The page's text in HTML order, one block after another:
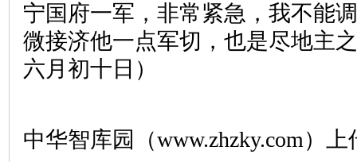
宁国府一军，非常紧急，我不能
微接济他一点军切，也是尽地主
六月初十日）
中华智库园（www.zhzky.com）上